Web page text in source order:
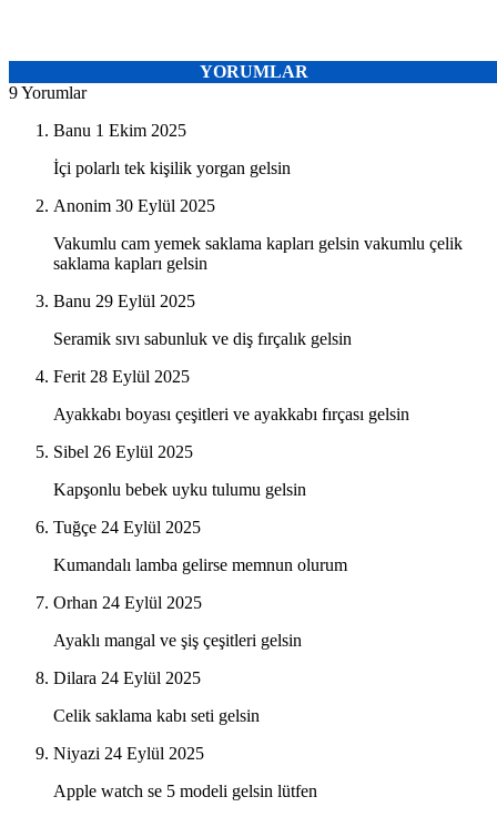
YORUMLAR
9 Yorumlar
Banu 1 Ekim 2025
İçi polarlı tek kişilik yorgan gelsin
Anonim 30 Eylül 2025
Vakumlu cam yemek saklama kapları gelsin vakumlu çelik
saklama kapları gelsin
Banu 29 Eylül 2025
Seramik sıvı sabunluk ve diş fırçalık gelsin
Ferit 28 Eylül 2025
Ayakkabı boyası çeşitleri ve ayakkabı fırçası gelsin
Sibel 26 Eylül 2025
Kapşonlu bebek uyku tulumu gelsin
Tuğçe 24 Eylül 2025
Kumandalı lamba gelirse memnun olurum
Orhan 24 Eylül 2025
Ayaklı mangal ve şiş çeşitleri gelsin
Dilara 24 Eylül 2025
Celik saklama kabı seti gelsin
Niyazi 24 Eylül 2025
Apple watch se 5 modeli gelsin lütfen